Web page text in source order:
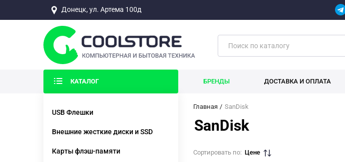
Донецк, ул. Артема 100д
КАТАЛОГ БРЕНДЫ ДОСТАВКА И ОПЛАТА
USB Флешки
Внешние жесткие диски и SSD
Карты флэш-памяти
Главная SanDisk
SanDisk
Сортировать по: Цене